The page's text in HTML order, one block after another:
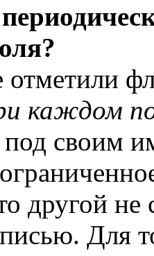
отметили
каждом
под своим
другой не
Для